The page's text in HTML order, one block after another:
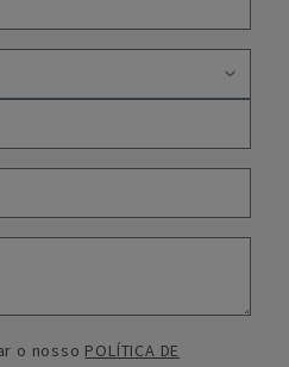
o nosso POLÍTICA DE